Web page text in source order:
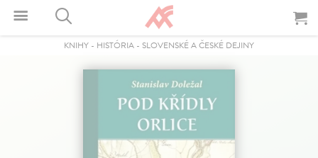
KNIHY - HISTÓRIA - SLOVENSKÉ A ČESKÉ DEJINY